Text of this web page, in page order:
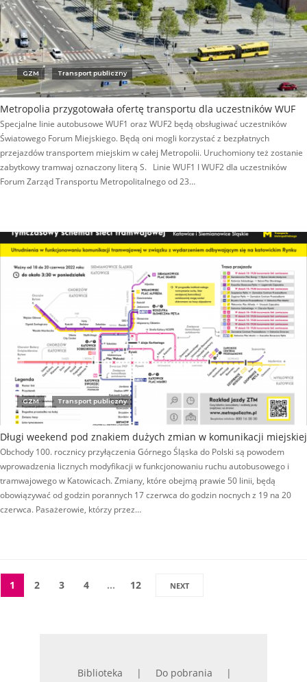
GZM Transport publiczny
Metropolia przygotowała ofertę transportu dla uczestników WUF
Specjalne linie autobusowe WUF1 oraz WUF2 będą obsługiwać uczestników
Światowego Forum Miejskiego. Będą oni mogli korzystać z bezpłatnych
przejazdów transportem miejskim w całej Metropolii. Uruchomiony też zostanie
zabytkowy tramwaj oznaczony literą S. Linie WUF1 I WUF2 dla uczestników
Forum Zarząd Transportu Metropolitalnego od 23…
GZM Transport publiczny
Długi weekend pod znakiem dużych zmian w komunikacji miejskiej
Obchody 100. rocznicy przyłączenia Górnego Śląska do Polski są powodem
wprowadzenia licznych modyfikacji w funkcjonowaniu ruchu autobusowego i
tramwajowego w Katowicach. Zmiany, które obejmą prawie 50 linii, będą
obowiązywać od godzin porannych 17 czerwca do godzin nocnych z 19 na 20
czerwca. Pasażerowie, którzy przez…
1 2 3 4 … 12 NEXT
Biblioteka
Do pobrania